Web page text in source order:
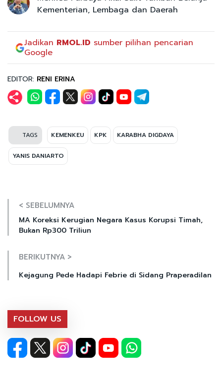
Kementerian, Lembaga dan Daerah
Jadikan RMOL.ID sumber pilihan pencarian
Google
EDITOR: RENI ERINA
TAGS KEMENKEU KPK KARABHA DIGDAYA
YANIS DANIARTO
< SEBELUMNYA
MA Koreksi Kerugian Negara Kasus Korupsi Timah,
Bukan Rp300 Triliun
BERIKUTNYA >
Kejagung Pede Hadapi Febrie di Sidang Praperadilan
FOLLOW US